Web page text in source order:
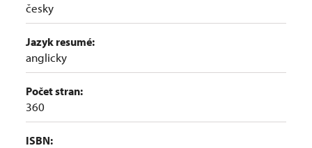
česky
Jazyk resumé:
anglicky
Počet stran:
360
ISBN: